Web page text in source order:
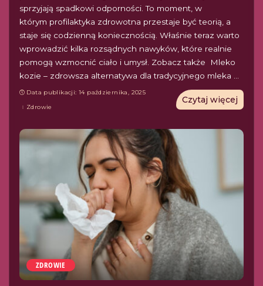
sprzyjają spadkowi odporności. To moment, w
którym profilaktyka zdrowotna przestaje być teorią, a
staje się codzienną koniecznością. Właśnie teraz warto
wprowadzić kilka rozsądnych nawyków, które realnie
pomogą wzmocnić ciało i umysł. Zobacz także Mleko
kozie – zdrowsza alternatywa dla tradycyjnego mleka
Data publikacji: 14 października, 2025
Zdrowie
Czytaj więcej
ZDROWIE